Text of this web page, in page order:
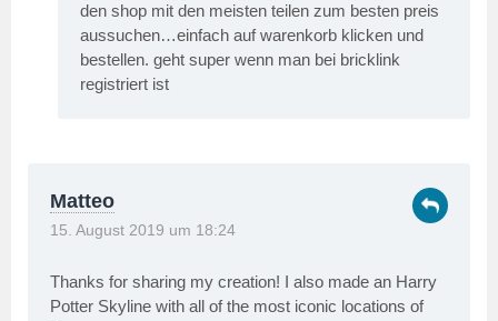
den shop mit den meisten teilen zum besten preis
aussuchen…einfach auf warenkorb klicken und
bestellen. geht super wenn man bei bricklink
registriert ist
Matteo
15. August 2019 um 18:24
Thanks for sharing my creation! I also made an Harry
Potter Skyline with all of the most iconic locations of